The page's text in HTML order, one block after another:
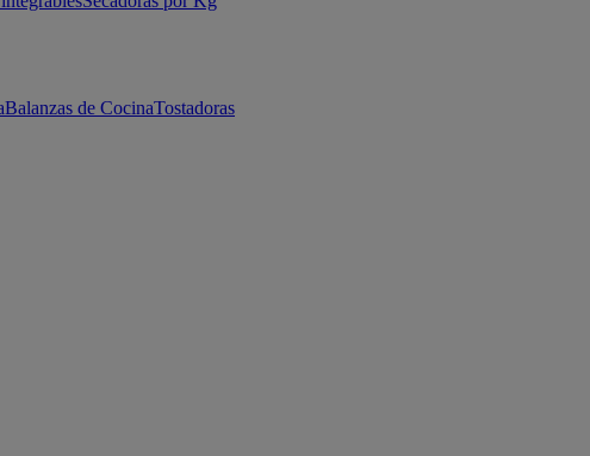
Balanzas de CocinaTostadoras